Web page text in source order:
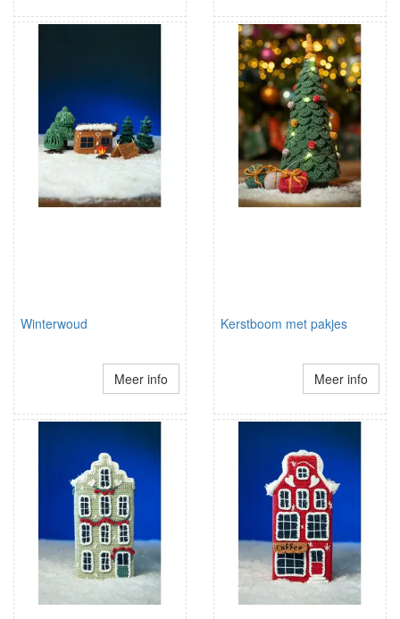
Winterwoud
Meer info
Kerstboom met pakjes
Meer info